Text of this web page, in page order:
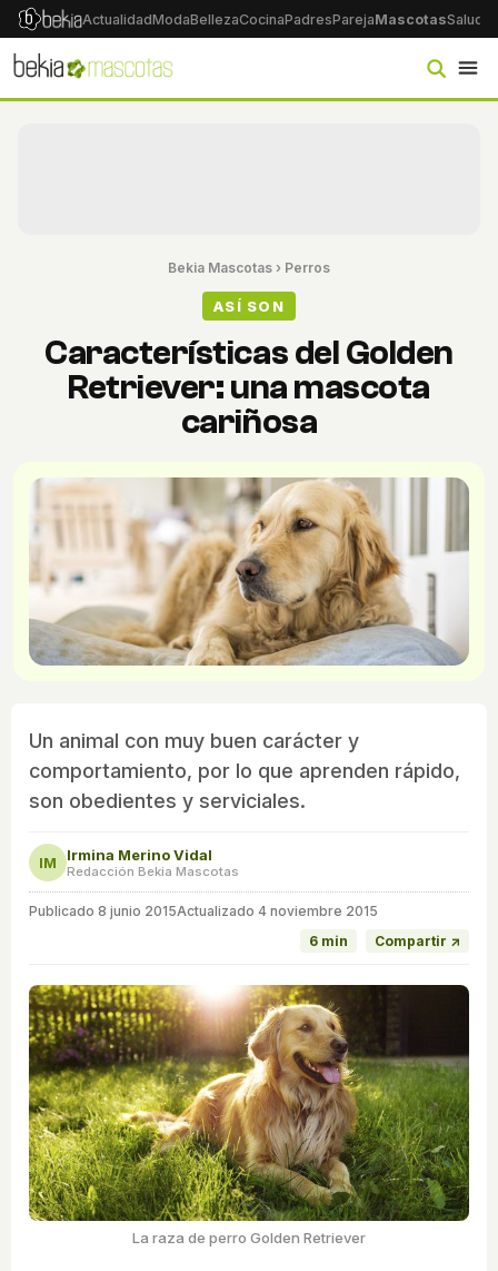
ActualidadModaBellezaCocinaPadresParejaMascotasSalud
Bekia Mascotas › Perros
ASÍ SON
Características del Golden
Retriever: una mascota
cariñosa
Un animal con muy buen carácter y
comportamiento, por lo que aprenden rápido,
son obedientes y serviciales.
IM Irmina Merino Vidal
Redacción Bekia Mascotas
Publicado 8 junio 2015Actualizado 4 noviembre 2015
6 min
Compartir ↗
La raza de perro Golden Retriever